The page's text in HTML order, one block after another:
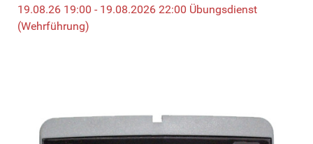
19.08.26 19:00 - 19.08.2026 22:00 Übungsdienst
(Wehrführung)